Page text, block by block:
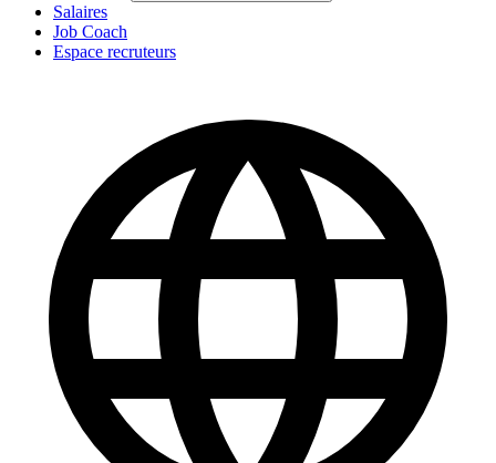
Salaires
Job Coach
Espace recruteurs